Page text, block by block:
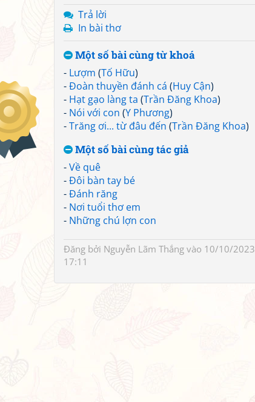
Trả lời
In bài thơ
Một số bài cùng từ khoá
- Lượm (Tố Hữu)
-Đoàn thuyền đánh cá (Huy Cận)
- Hạt gạo làng ta (Trần Đăng Khoa)
- Nói với con (Y Phương)
-Trăng ơi... từ đâu đến (Trần Đăng Khoa)
Một số bài cùng tác giả
-Về quê
-Đôi bàn tay bé
-Đánh răng
- Nơi tuổi thơ em
- Những chú lợn con
Đăng bởi Nguyễn Lãm Thắng vào 10/10/2023
17:11